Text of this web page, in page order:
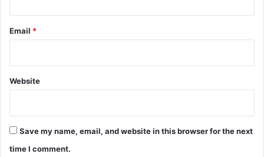
Email *
Website
Save my name, email, and website in this browser for the next
time I comment.